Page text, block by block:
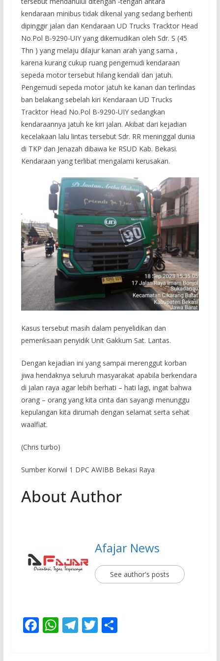
kendaraan minibus tidak dikenal yang sedang berhenti
dipinggir jalan dan Kendaraan UD Trucks Tracktor Head
No.Pol B-9290-UIY yang dikemudikan oleh Sdr. S (45
Thn ) yang melaju dilajur kanan arah yang sama ,
karena kurang cukup ruang pengemudi kendaraan
sepeda motor tersebut hilang kendali dan jatuh.
Pengemudi sepeda motor jatuh ke kanan dan terlindas
ban belakang sebelah kiri Kendaraan UD Trucks
Tracktor Head No.Pol B-9290-UIY sedangkan
kendaraannya jatuh ke kiri jalan. Akibat dari kejadian
kecelakaan lalu lintas tersebut Sdr. RR meninggal dunia
di TKP dan Jenazah dibawa ke RSUD Kab. Bekasi.
Kendaraan yang terlibat mengalami kerusakan.
Kasus tersebut masih dalam penyelidikan dan
pemeriksaan penyidik Unit Gakkum Sat. Lantas.
Dengan kejadian ini yang sampai merenggut korban
jiwa hendaknya seluruh masyarakat apabila berkendara
di jalan raya agar lebih berhati – hati lagi, ingat bahwa
orang – orang yang kita cinta dan sayangi menunggu
kepulangan kita dirumah dengan selamat serta sehat
waalfiat.
(Chris turbo)
Sumber Korwil 1 DPC AWIBB Bekasi Raya
About Author
Afajar News
See author's posts
F W T T S